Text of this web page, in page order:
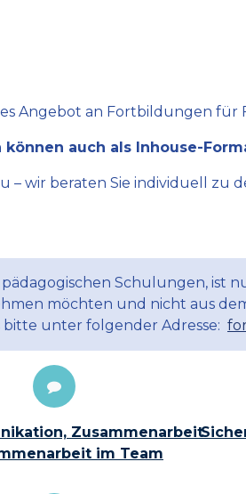
Angebot an Fortbildungen für
auch als Inhouse-
– wir beraten Sie individuell zu
Schulungen, ist
möchten und nicht aus
unter folgender Adresse:
Zusammenarbeit
im Team